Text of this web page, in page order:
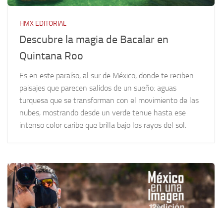
HMX EDITORIAL
Descubre la magia de Bacalar en
Quintana Roo
Es en este paraíso, al sur de México, donde te reciben
paisajes que parecen salidos de un sueño: aguas
turquesa que se transforman con el movimiento de las
nubes, mostrando desde un verde tenue hasta ese
intenso color caribe que brilla bajo los rayos del sol.